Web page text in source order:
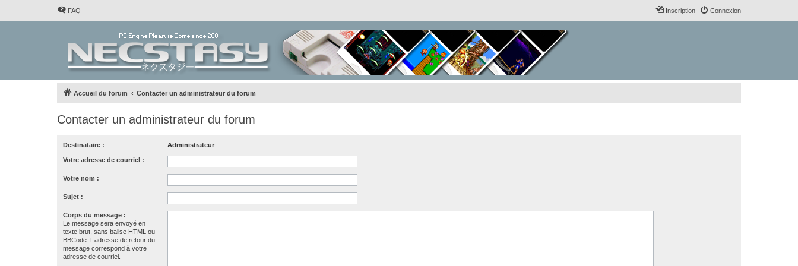
FAQ Connexion
Inscription
Accueil du forum Contacter un administrateur du forum
Contacter un administrateur du forum
Destinataire : Administrateur
Votre adresse de courriel :
Votre nom :
Sujet :
Corps du message :
Le message sera envoyé en
texte brut, sans balise HTML ou
BBCode. L’adresse de retour du
message correspond à votre
adresse de courriel.